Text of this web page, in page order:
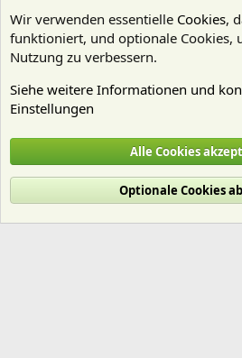
Cookies
Deutsch (Du)
Nutzungsbedingungen
Datenschutz
R
Wir verwenden essentielle Cookies,
funktioniert, und optionale Cookies,
Nutzung zu verbessern.
Siehe weitere Informationen und
Einstellungen
Alle Cookies
Optionale Cookies